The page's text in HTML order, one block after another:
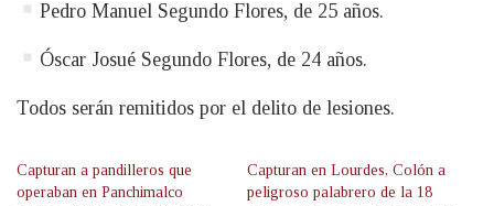
Pedro Manuel Segundo Flores, de 25 años.
Óscar Josué Segundo Flores, de 24 años.
Todos serán remitidos por el delito de lesiones.
Capturan a pandilleros que
operaban en Panchimalco
Capturan en Lourdes, Colón a
peligroso palabrero de la 18